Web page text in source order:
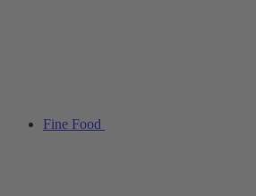
Fine Food